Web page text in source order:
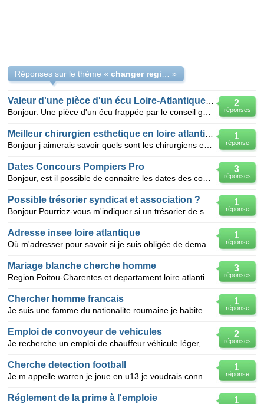
Réponses sur le thème « »
2
réponses
1
réponse
3
réponses
Dates Concours Pompiers Pro
1
réponse
Possible trésorier syndicat et association ?
1
réponse
Adresse insee loire atlantique
3
réponses
Mariage blanche cherche homme
1
réponse
Chercher homme francais
2
réponses
Emploi de convoyeur de vehicules
1
réponse
Cherche detection football
1
Réglement de la prime à l'emploie